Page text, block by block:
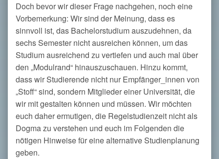
Doch bevor wir dieser Frage nachgehen, noch eine
Vorbemerkung: Wir sind der Meinung, dass es
sinnvoll ist, das Bachelorstudium auszudehnen, da
sechs Semester nicht ausreichen können, um das
Studium ausreichend zu vertiefen und auch mal über
den „Modulrand“ hinauszuschauen. Hinzu kommt,
dass wir Studierende nicht nur Empfänger_innen von
„Stoff“ sind, sondern Mitglieder einer Universität, die
wir mit gestalten können und müssen. Wir möchten
euch daher ermutigen, die Regelstudienzeit nicht als
Dogma zu verstehen und euch im Folgenden die
nötigen Hinweise für eine alternative Studienplanung
geben.